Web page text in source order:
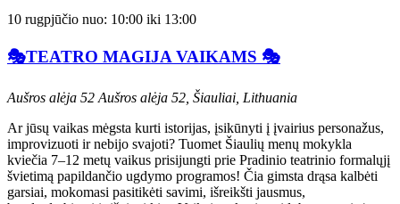
10 rugpjūčio nuo: 10:00 iki 13:00
🎭TEATRO MAGIJA VAIKAMS 🎭
Aušros alėja 52 Aušros alėja 52, Šiauliai, Lithuania
Ar jūsų vaikas mėgsta kurti istorijas, įsikūnyti į įvairius personažus,
improvizuoti ir nebijo svajoti? Tuomet Šiaulių menų mokykla
kviečia 7–12 metų vaikus prisijungti prie Pradinio teatrinio formalųjį
švietimą papildančio ugdymo programos! Čia gimsta drąsa kalbėti
garsiai, mokomasi pasitikėti savimi, išreikšti jausmus,